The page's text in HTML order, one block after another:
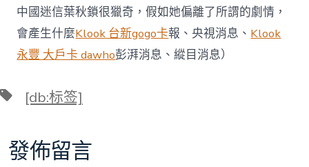
中國迷信葉秋鎖很獵奇，假如她偏離了所謂的劇情，
會產生什麼Klook 台新gogo卡報、央視消息、 Klook
永豐 大戶卡 dawho彭湃消息、縱目消息）
標 [db:标签]
發佈留言